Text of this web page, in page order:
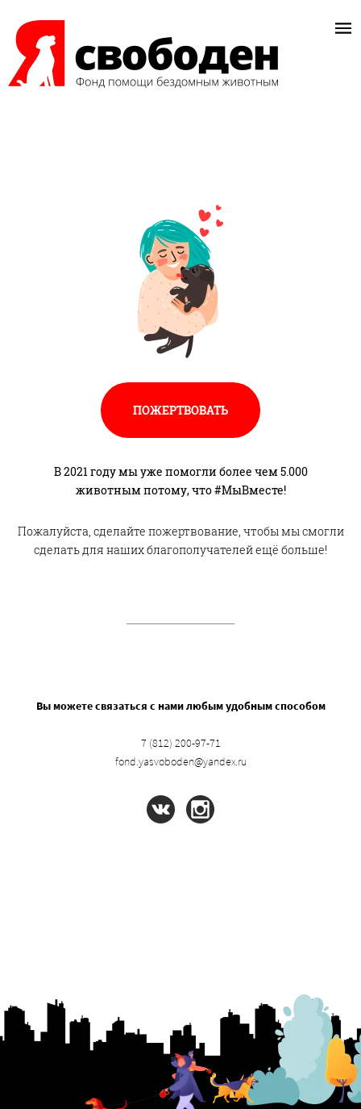
ПОЖЕРТВОВАТЬ
В 2021 году мы уже помогли более чем 5.000
животным потому, что #МыВместе!
Пожалуйста, сделайте пожертвование, чтобы мы смогли
сделать для наших благополучателей ещё больше!
Вы можете связаться с нами любым удобным способом
7 (812) 200-97-71
fond.yasvoboden@yandex.ru